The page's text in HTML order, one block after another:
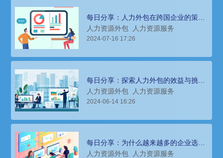
每日分享：人力外包在跨国企业的策略
与实施
人力资源外包 人力资源服务
2024-07-16 17:26
每日分享：探索人力外包的效益与挑
战，提升企业竞争力
人力资源外包 人力资源服务
2024-06-14 16:26
每日分享：为什么越来越多的企业选择
人力外包服务？
人力资源外包 人力资源服务